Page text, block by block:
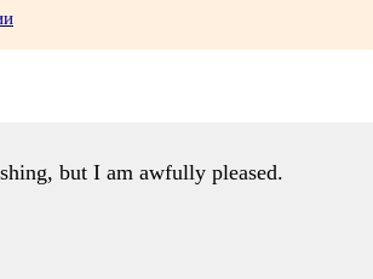
but I am awfully pleased.